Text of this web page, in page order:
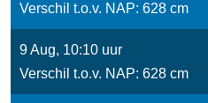
Verschil t.o.v. NAP: 628 cm
9 Aug, 10:10 uur
Verschil t.o.v. NAP: 628 cm